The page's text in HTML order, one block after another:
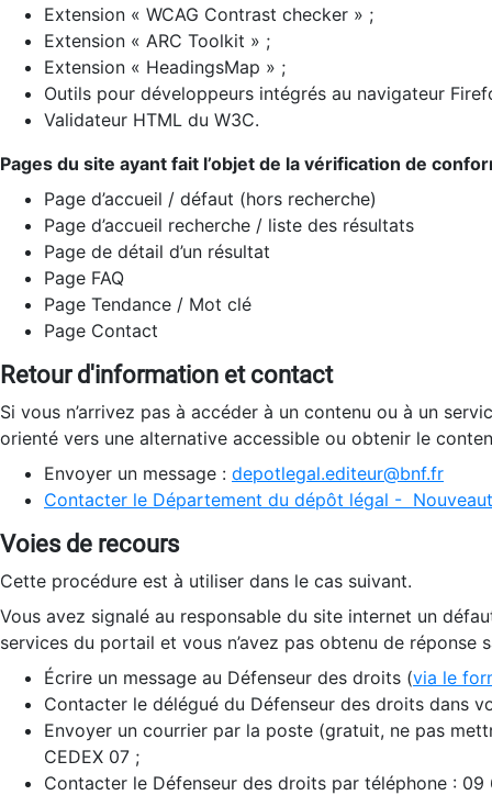
Extension « WCAG Contrast checker » ;
Extension « ARC Toolkit » ;
Extension « HeadingsMap » ;
Outils pour développeurs intégrés au navigateur
Validateur HTML du W3C.
Pages du site ayant fait l’objet de la vérification de
Page d’accueil / défaut (hors recherche)
Page d’accueil recherche / liste des résultats
Page de détail d’un résultat
Page FAQ
Page Tendance / Mot clé
Page Contact
Retour d'information et contact
Si vous n’arrivez pas à accéder à un contenu ou à un
orienté vers une alternative accessible ou obtenir le
Envoyer un message : depotlegal.editeur@bnf.fr
Contacter le Département du dépôt légal -
Voies de recours
Cette procédure est à utiliser dans le cas suivant.
Vous avez signalé au responsable du site internet un
services du portail et vous n’avez pas obtenu de réponse
Écrire un message au Défenseur des droits (via le
Contacter le délégué du Défenseur des droits dans
Envoyer un courrier par la poste (gratuit, ne pas
CEDEX 07 ;
Contacter le Défenseur des droits par téléphone :